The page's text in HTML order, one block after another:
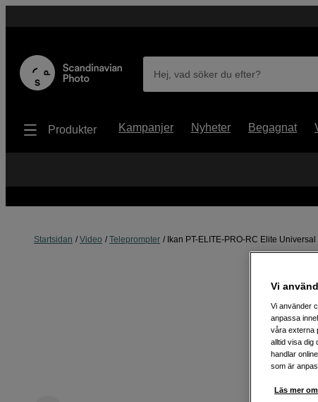
Hej, vad söker du efter?
Produkter Kampanjer Nyheter Begagnat
Startsidan Video Teleprompter Ikan PT-ELITE-PRO-RC Elite
Vi
Vi använder
anpassa
våra externa
alltid visa dig
handlar
som är
Läs mer